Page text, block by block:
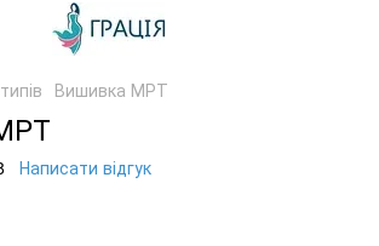
Вишивка МРТ
Написати відгук